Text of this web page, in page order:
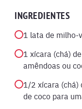
INGREDIENTES
1 lata de milho-
1 xícara (chá)
amêndoas ou
1/2 xícara (chá)
de coco para